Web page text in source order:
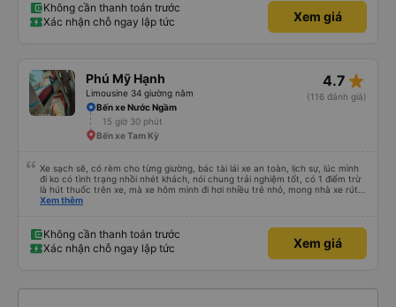
Không cần thanh toán trước
Xác nhận chỗ ngay lập tức
Xem giá
Phú Mỹ Hạnh
Limousine 34 giường nằm
4.7 star_rate
(116 đánh giá)
Bến xe Nước Ngầm
15 giờ 30 phút
Bến xe Tam Kỳ
Xe sạch sẽ, có rèm cho từng giường, bác tài lái xe an toàn, lịch sự, lúc mình
đi ko có tình trạng nhồi nhét khách, nói chung trải nghiệm tốt, có 1 điểm trừ
là hút thuốc trên xe, mà xe hôm mình đi hơi nhiều trẻ nhỏ, mong nhà xe rút
kinh nghiệm khi đọc đc bình luận này
Xem thêm
Không cần thanh toán trước
Xác nhận chỗ ngay lập tức
Xem giá